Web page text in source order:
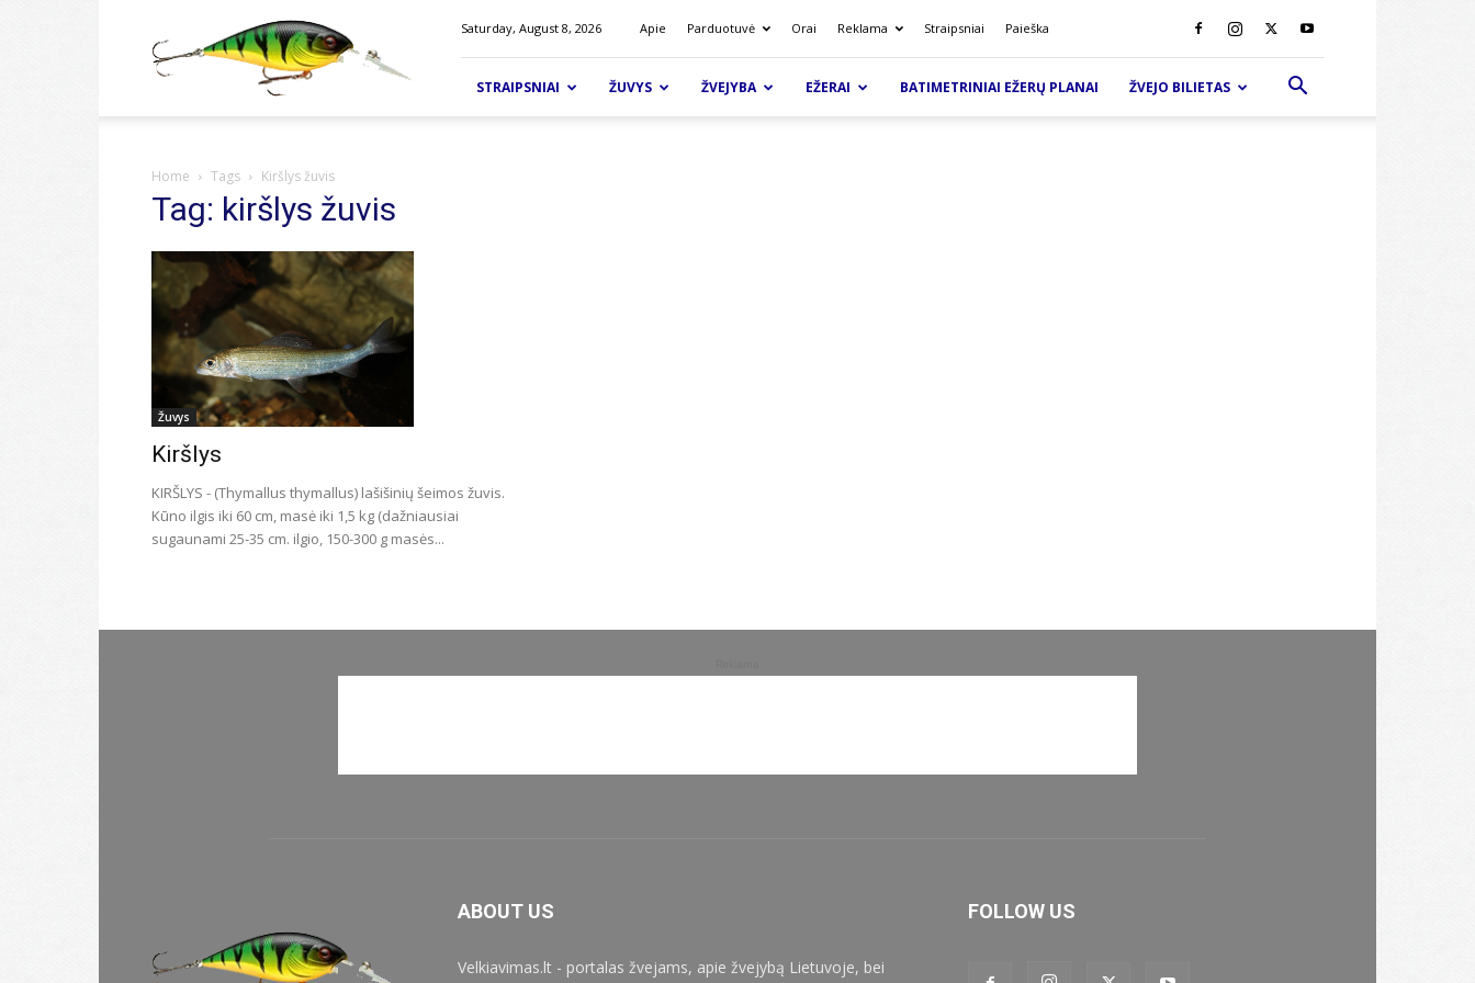
Saturday, August 8, 2026 Apie Parduotuvė Orai Reklama Straipsniai Paieška
STRAIPSNIAI ŽUVYS ŽVEJYBA EŽERAI BATIMETRINIAI EŽERŲ PLANAI ŽVEJO BILIETAS
Home Tags Kiršlys žuvis
Tag: kiršlys žuvis
Žuvys
Kiršlys
KIRŠLYS - (Thymallus thymallus) lašišinių šeimos žuvis.
Kūno ilgis iki 60 cm, masė iki 1,5 kg (dažniausiai
sugaunami 25-35 cm. ilgio, 150-300 g masės...
ABOUT US
Velkiavimas.lt - portalas žvejams, apie žvejybą Lietuvoje, bei
FOLLOW US